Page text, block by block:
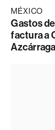
MÉXICO
Gastos
factura a
Azcárraga